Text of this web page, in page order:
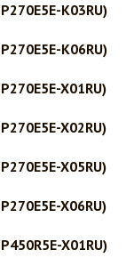
K03RU)
K06RU)
X01RU)
X02RU)
X05RU)
X06RU)
X01RU)